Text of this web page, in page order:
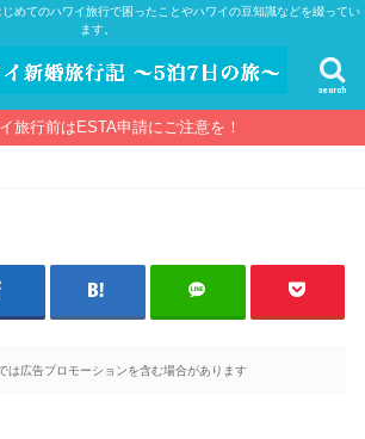
めてのハワイ旅行で困ったことやハワイの豆知識などを綴ってい
ます。
search
旅行前はESTA申請にご注意を！
は広告プロモーションを含む場合があります